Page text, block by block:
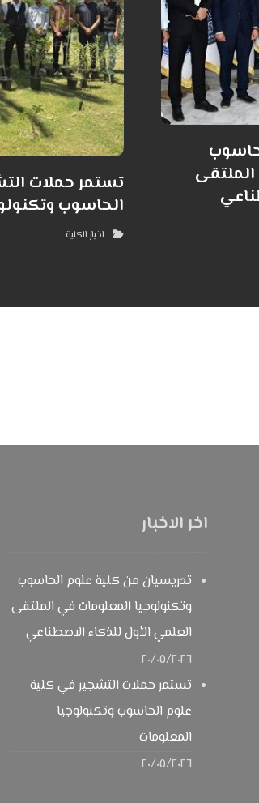
تستمر حملات
الحاسوب
اخبار الكلية
اخر الاخبار
تدريسيان من كلية علوم الحاسوب
وتكنولوجيا المعلومات في الملتقى
العلمي الأول للذكاء الاصطناعي
٢٠/٠٥/٢٠٢٦
تستمر حملات التشجير في كلية
علوم الحاسوب وتكنولوجيا
المعلومات
٢٠/٠٥/٢٠٢٦